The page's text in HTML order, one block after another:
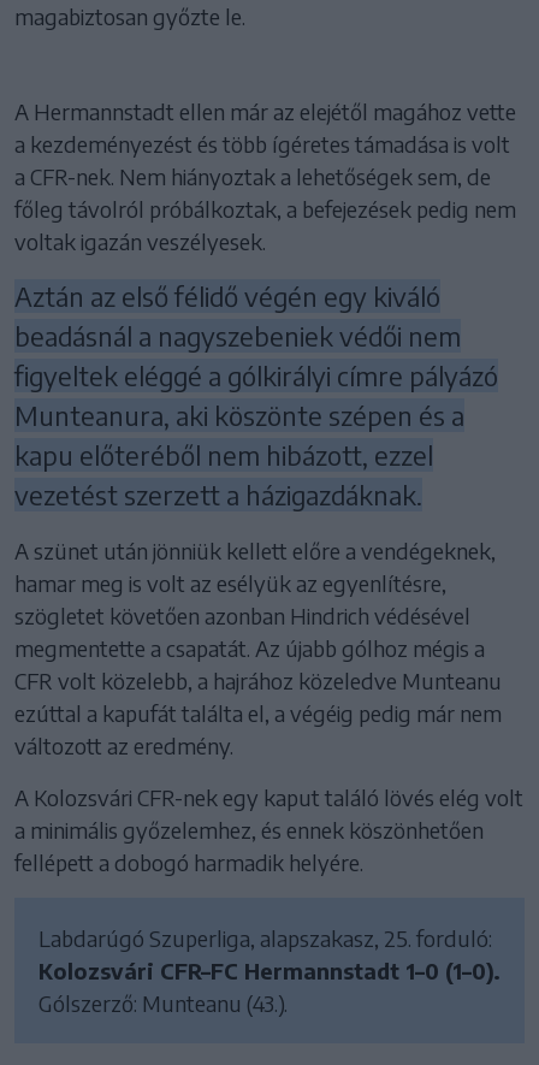
magabiztosan győzte le.
A Hermannstadt ellen már az elejétől magához vette
a kezdeményezést és több ígéretes támadása is volt
a CFR-nek. Nem hiányoztak a lehetőségek sem, de
főleg távolról próbálkoztak, a befejezések pedig nem
voltak igazán veszélyesek.
Aztán az első félidő végén egy kiváló
beadásnál a nagyszebeniek védői nem
figyeltek eléggé a gólkirályi címre pályázó
Munteanura, aki köszönte szépen és a
kapu előteréből nem hibázott, ezzel
vezetést szerzett a házigazdáknak.
A szünet után jönniük kellett előre a vendégeknek,
hamar meg is volt az esélyük az egyenlítésre,
szögletet követően azonban Hindrich védésével
megmentette a csapatát. Az újabb gólhoz mégis a
CFR volt közelebb, a hajrához közeledve Munteanu
ezúttal a kapufát találta el, a végéig pedig már nem
változott az eredmény.
A Kolozsvári CFR-nek egy kaput találó lövés elég volt
a minimális győzelemhez, és ennek köszönhetően
fellépett a dobogó harmadik helyére.
Labdarúgó Szuperliga, alapszakasz, 25. forduló:
Kolozsvári CFR–FC Hermannstadt 1–0 (1–0).
Gólszerző: Munteanu (43.).